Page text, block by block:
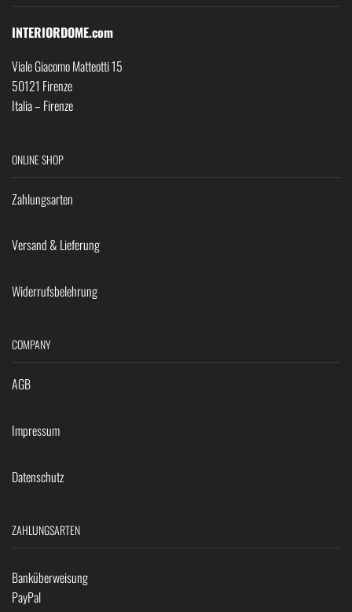
INTERIORDOME.com
Viale Giacomo Matteotti 15
50121 Firenze
Italia – Firenze
ONLINE SHOP
Zahlungsarten
Versand & Lieferung
Widerrufsbelehrung
COMPANY
AGB
Impressum
Datenschutz
ZAHLUNGSARTEN
Banküberweisung
PayPal